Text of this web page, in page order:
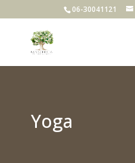
06-30041121
Yoga